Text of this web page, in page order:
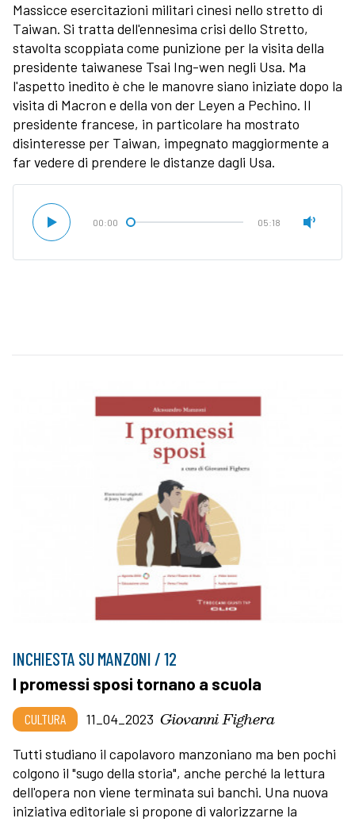
Massicce esercitazioni militari cinesi nello stretto di
Taiwan. Si tratta dell'ennesima crisi dello Stretto,
stavolta scoppiata come punizione per la visita della
presidente taiwanese Tsai Ing-wen negli Usa. Ma
l'aspetto inedito è che le manovre siano iniziate dopo la
visita di Macron e della von der Leyen a Pechino. Il
presidente francese, in particolare ha mostrato
disinteresse per Taiwan, impegnato maggiormente a
far vedere di prendere le distanze dagli Usa.
00:00 05:18
INCHIESTA SU MANZONI / 12
I promessi sposi tornano a scuola
CULTURA 11_04_2023 Giovanni Fighera
Tutti studiano il capolavoro manzoniano ma ben pochi
colgono il "sugo della storia", anche perché la lettura
dell'opera non viene terminata sui banchi. Una nuova
iniziativa editoriale si propone di valorizzarne la